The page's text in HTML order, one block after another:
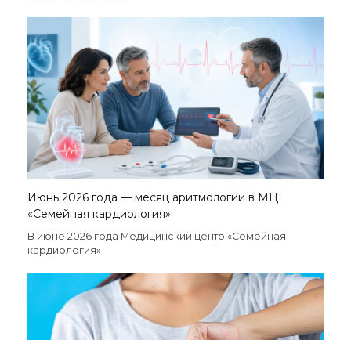
Июнь 2026 года — месяц аритмологии в МЦ
«Семейная кардиология»
В июне 2026 года Медицинский центр «Семейная
кардиология»